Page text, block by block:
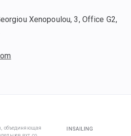
Xenopoulou, 3, Office G2,
объединяющая
INSAILING